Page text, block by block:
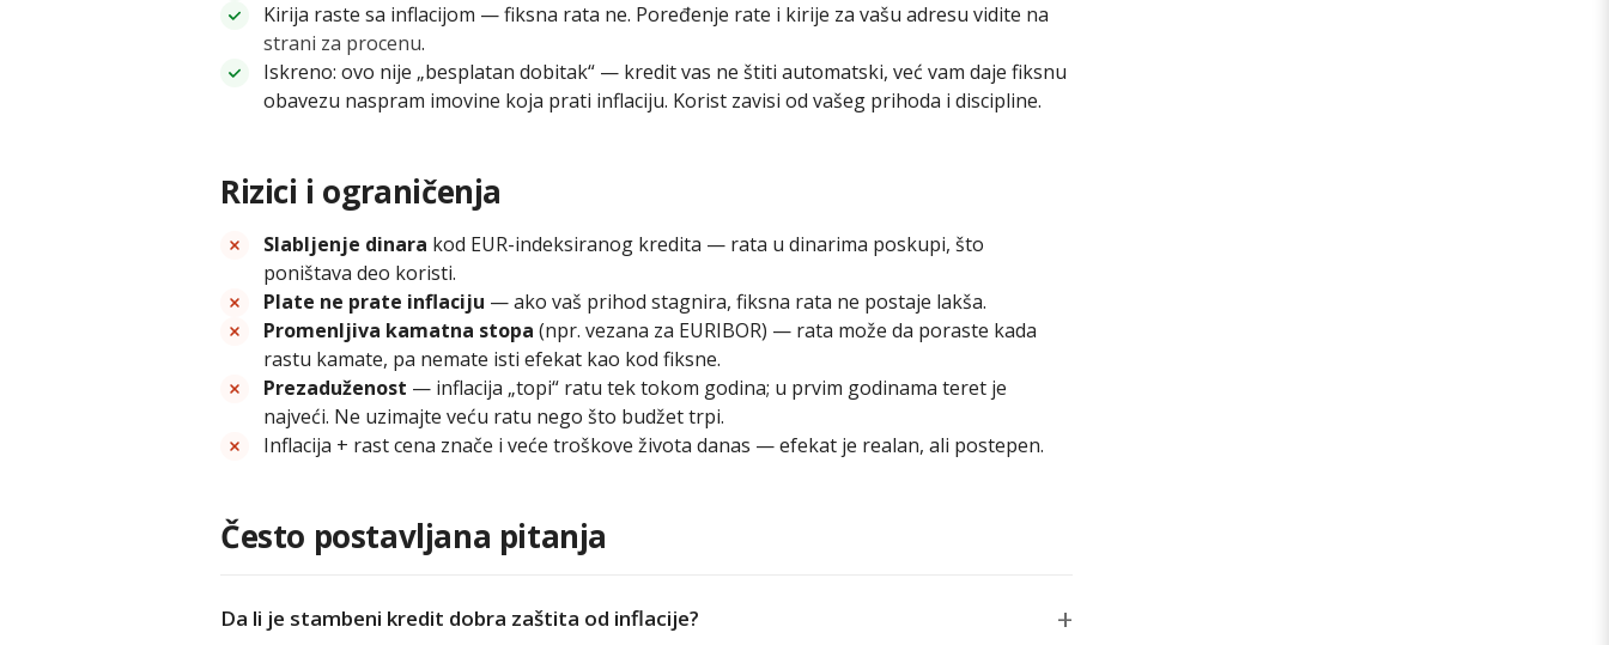
Kirija raste sa inflacijom — fiksna rata ne. Poređenje rate i kirije za vašu adresu vidite na
strani za procenu.
Iskreno: ovo nije „besplatan dobitak“ — kredit vas ne štiti automatski, već vam daje fiksnu
obavezu naspram imovine koja prati inflaciju. Korist zavisi od vašeg prihoda i discipline.
Rizici i ograničenja
Slabljenje dinara kod EUR-indeksiranog kredita — rata u dinarima poskupi, što
poništava deo koristi.
Plate ne prate inflaciju — ako vaš prihod stagnira, fiksna rata ne postaje lakša.
Promenljiva kamatna stopa (npr. vezana za EURIBOR) — rata može da poraste kada
rastu kamate, pa nemate isti efekat kao kod fiksne.
Prezaduženost — inflacija „topi“ ratu tek tokom godina; u prvim godinama teret je
najveći. Ne uzimajte veću ratu nego što budžet trpi.
Inflacija + rast cena znače i veće troškove života danas — efekat je realan, ali postepen.
Često postavljana pitanja
Da li je stambeni kredit dobra zaštita od inflacije?